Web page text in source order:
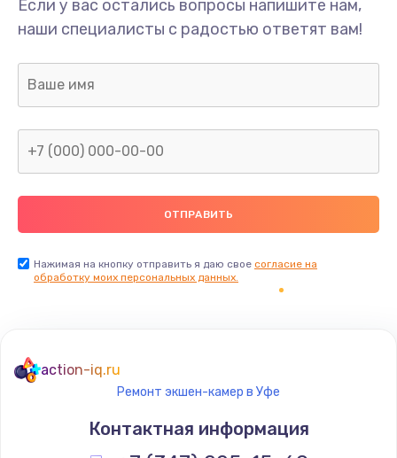
Замена/Pемонт карбюратора
1300 руб.
Заказать
Ремонт капиллярной трубки
400 руб.
Заказать
Замена термостата
1200 руб.
Если у вас остались вопросы напишите нам,
наши специалисты с радостью ответят вам!
Нажимая на кнопку отправить я даю свое согласие на
обработку моих персональных данных.
action-iq.ru
Ремонт экшен-камер в Уфе
Контактная информация